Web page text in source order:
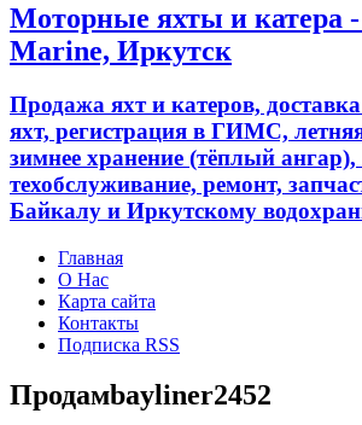
Моторные яхты и катера
Marine, Иркутск
Продажа яхт и катеров,
яхт, регистрация в ГИМС,
зимнее хранение (тёплый
техобслуживание, ремонт,
Байкалу и Иркутскому
Главная
О Нас
Карта сайта
Контакты
Подписка RSS
Продамbayliner2452